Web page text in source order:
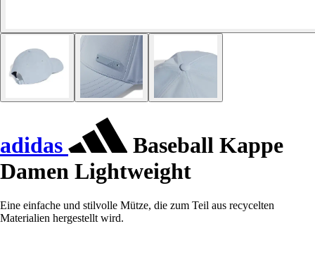
adidas
Baseball Kappe
Damen Lightweight
Eine einfache und stilvolle Mütze, die zum Teil aus recycelten
Materialien hergestellt wird.